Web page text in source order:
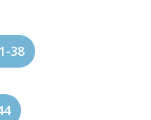
38